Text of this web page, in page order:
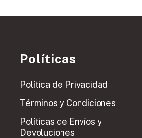
Políticas
Política de Privacidad
Términos y Condiciones
Políticas de Envíos y
Devoluciones